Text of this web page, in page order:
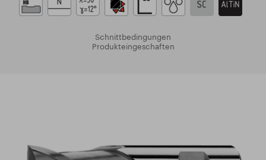
Schnittbedingungen
Produkteingeschaften